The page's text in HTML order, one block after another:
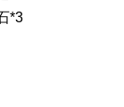
*3